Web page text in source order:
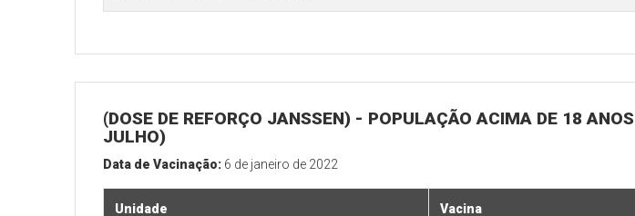
(DOSE DE REFORÇO JANSSEN) - POPULAÇÃO ACIMA DE 18
JULHO)
Data de Vacinação: 6 de janeiro de 2022
Unidade Vacina